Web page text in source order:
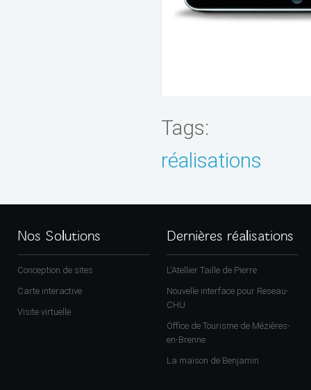
Tags:
réalisations
Nos Solutions
Conception de sites
Carte interactive
Visite virtuelle
Dernières réalisations
L'Atellier Taille de Pierre
Nouvelle interface pour Reseau-
CHU
Office de Tourisme de Mézières-
en-Brenne
La maison de Benjamin